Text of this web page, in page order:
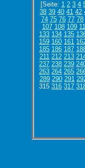
[Seite: 1 2 3 4
38 39 40 41 42
74 75 76 77 78
107 108 109
133 134 135
159 160 161
185 186 187
211 212 213
237 238 239
263 264 265
289 290 291
315316 317